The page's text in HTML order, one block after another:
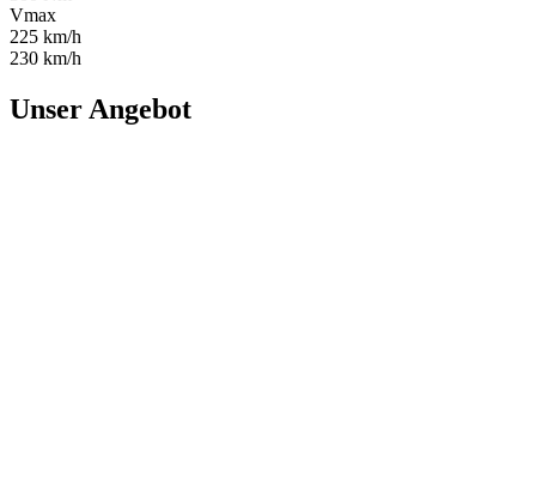
Vmax
225 km/h
230 km/h
Unser Angebot